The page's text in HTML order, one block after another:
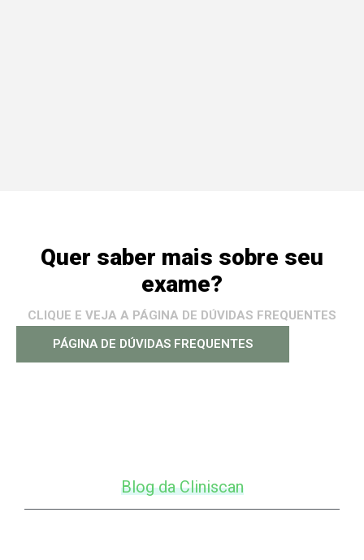
Quer saber mais sobre seu
exame?
CLIQUE E VEJA A PÁGINA DE DÚVIDAS FREQUENTES
PÁGINA DE DÚVIDAS FREQUENTES
Blog da Cliniscan